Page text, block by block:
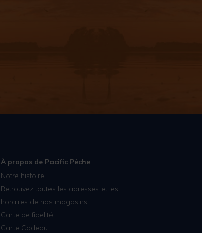
À propos de Pacific Pêche
Notre histoire
Retrouvez toutes les adresses et les
horaires de nos magasins
Carte de fidelité
Carte Cadeau